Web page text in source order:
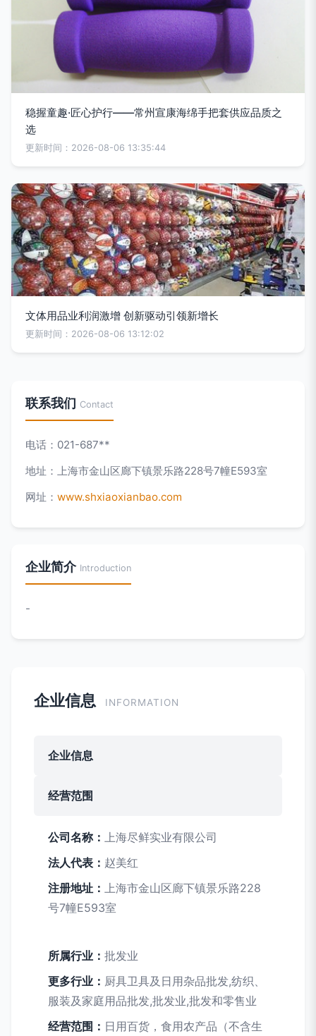
稳握童趣·匠心护行——常州宣康海绵手把套供应品质之
选
更新时间：2026-08-06 13:35:44
文体用品业利润激增 创新驱动引领新增长
更新时间：2026-08-06 13:12:02
联系我们 Contact
电话：021-687**
地址：上海市金山区廊下镇景乐路228号7幢E593室
网址： www.shxiaoxianbao.com
企业简介 Introduction
-
企业信息 INFORMATION
企业信息
经营范围
公司名称： 上海尽鲜实业有限公司
法人代表： 赵美红
注册地址： 上海市金山区廊下镇景乐路228
号7幢E593室
所属行业： 批发业
更多行业： 厨具卫具及日用杂品批发,纺织、
服装及家庭用品批发,批发业,批发和零售业
经营范围： 日用百货，食用农产品（不含生